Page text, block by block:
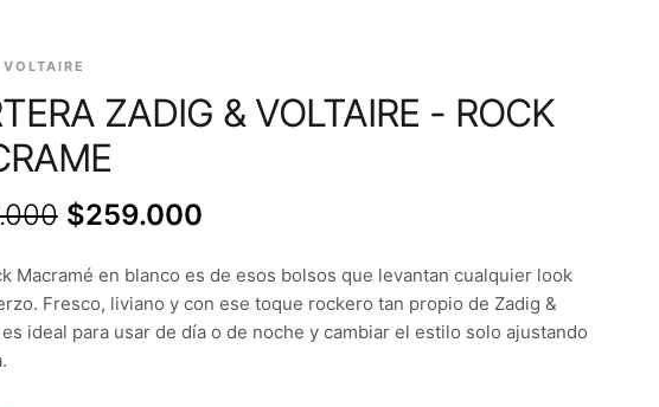
ZADIG & VOLTAIRE - ROCK
$259.000
Macramé en blanco es de esos bolsos que levantan cualquier look
Fresco, liviano y con ese toque rockero tan propio de Zadig &
ideal para usar de día o de noche y cambiar el estilo solo ajustando